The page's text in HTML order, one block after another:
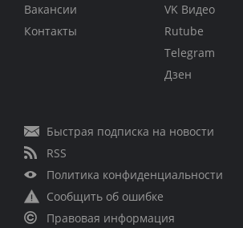
Вакансии
Контакты
VK Видео
Rutube
Telegram
Дзен
Быстрая подписка на новости
RSS
Политика конфиденциальности
Сообщить об ошибке
Правовая информация